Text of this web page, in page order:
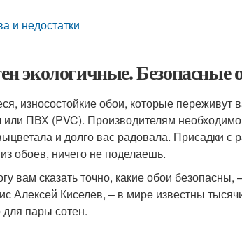
и недостатки
экологичные. Безопасные
износостойкие обои, которые переживут
или ПВХ (PVC). Производителям
и долго вас радовала. Присадки с
обоев, ничего не поделаешь.
вам сказать точно, какие обои безопасны,
Алексей Киселев, – в мире известны
пары сотен.